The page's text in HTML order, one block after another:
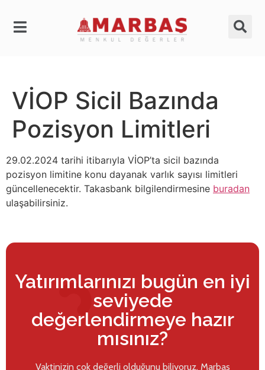
VİOP Sicil Bazında
Pozisyon Limitleri
29.02.2024 tarihi itibarıyla VİOP’ta sicil bazında
pozisyon limitine konu dayanak varlık sayısı limitleri
güncellenecektir. Takasbank bilgilendirmesine buradan
ulaşabilirsiniz.
Yatırımlarınızı bugün en iyi
seviyede
değerlendirmeye hazır
mısınız?
Vaktinizin çok değerli olduğunu biliyoruz. Marbaş